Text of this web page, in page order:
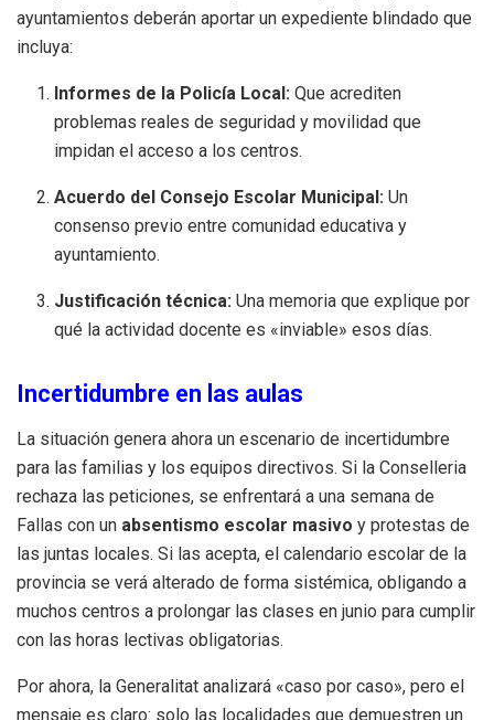
ayuntamientos deberán aportar un expediente blindado que
incluya:
Informes de la Policía Local: Que acrediten
problemas reales de seguridad y movilidad que
impidan el acceso a los centros.
Acuerdo del Consejo Escolar Municipal: Un
consenso previo entre comunidad educativa y
ayuntamiento.
Justificación técnica: Una memoria que explique por
qué la actividad docente es «inviable» esos días.
Incertidumbre en las aulas
La situación genera ahora un escenario de incertidumbre
para las familias y los equipos directivos. Si la Conselleria
rechaza las peticiones, se enfrentará a una semana de
Fallas con un absentismo escolar masivo y protestas de
las juntas locales. Si las acepta, el calendario escolar de la
provincia se verá alterado de forma sistémica, obligando a
muchos centros a prolongar las clases en junio para cumplir
con las horas lectivas obligatorias.
Por ahora, la Generalitat analizará «caso por caso», pero el
mensaje es claro: solo las localidades que demuestren un